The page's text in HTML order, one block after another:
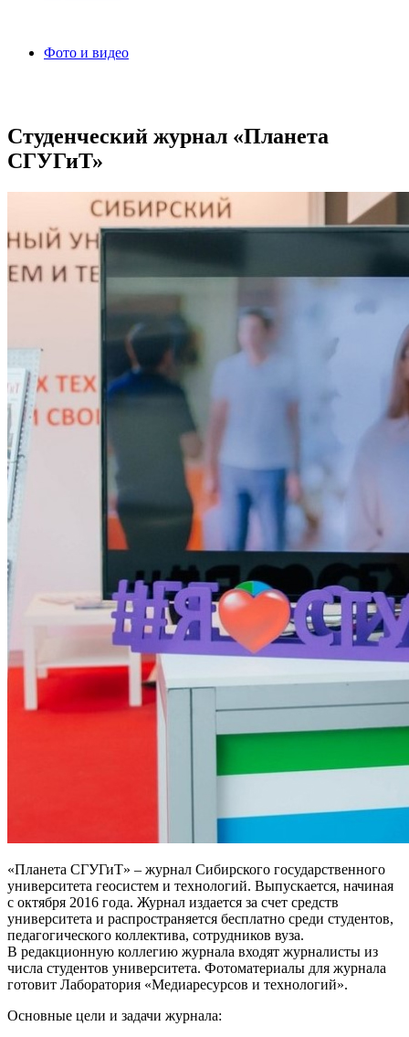
Фото и видео
Студенческий журнал «Планета
СГУГиТ»
«Планета СГУГиТ» – журнал Сибирского государственного
университета геосистем и технологий. Выпускается, начиная
с октября 2016 года. Журнал издается за счет средств
университета и распространяется бесплатно среди студентов,
педагогического коллектива, сотрудников вуза.
В редакционную коллегию журнала входят журналисты из
числа студентов университета. Фотоматериалы для журнала
готовит Лаборатория «Медиаресурсов и технологий».
Основные цели и задачи журнала: